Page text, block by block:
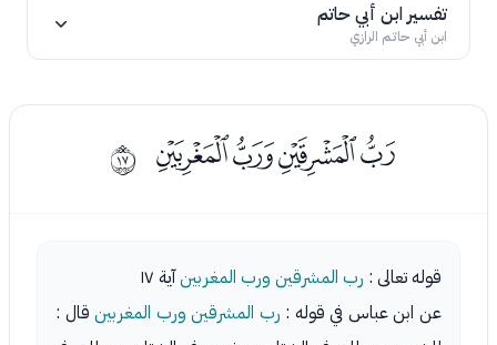
تفسير ابن أبي حاتم
ابن أبي حاتم الرازي
ﯢﯣﯤﯥ ﰐ
قوله تعالى : رب المشرقين ورب المغربينآية ١٧
عن ابن عباس في قوله : رب المشرقين ورب المغربين قال :